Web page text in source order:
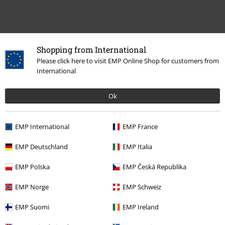
Shopping from International
Please click here to visit EMP Online Shop for customers from
International
Ok
EMP International EMP France
EMP Deutschland EMP Italia
EMP Polska EMP Česká Republika
EMP Norge EMP Schweiz
EMP Suomi EMP Ireland
Meer categorieën. Meer opties.
Vrouwen Vrouwensieraden Oorsieraden
Accessoires Sieraden Vrouwen Sieraden
Accessoires Sieraden Oorsieraden Oorstekers
Sale % Vrouwen Sieraden
Sale % Sieraden